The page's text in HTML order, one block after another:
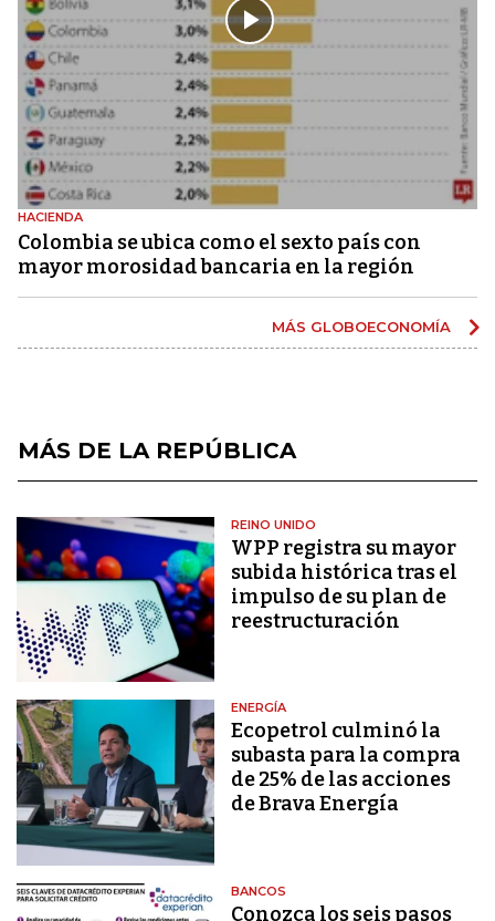
HACIENDA
Colombia se ubica como el sexto país con
mayor morosidad bancaria en la región
MÁS GLOBOECONOMÍA
MÁS DE LA REPÚBLICA
REINO UNIDO
WPP registra su mayor
subida histórica tras el
impulso de su plan de
reestructuración
ENERGÍA
Ecopetrol culminó la
subasta para la compra
de 25% de las acciones
de Brava Energía
BANCOS
Conozca los seis pasos